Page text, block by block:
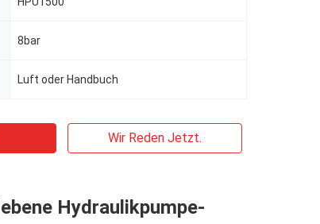
8bar
Luft oder Handbuch
Wir Reden Jetzt.
Hydraulikpumpe-